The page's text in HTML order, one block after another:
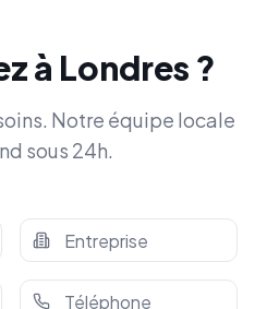
à Londres ?
Notre équipe locale
sous 24h.